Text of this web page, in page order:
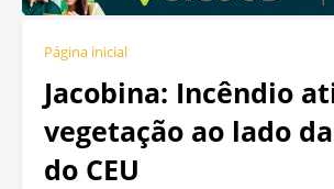
Página inicial
Jacobina: Incêndio
vegetação ao lado
do CEU